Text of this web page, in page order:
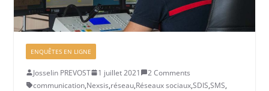
ENQUÊTES EN LIGNE
Josselin PREVOST 1 juillet 2021
2 Comments
communication,Nexsis,réseau,Réseaux sociaux,SDIS,SMS,